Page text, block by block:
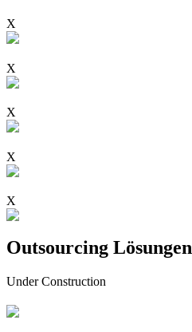
X
X
X
X
X
Outsourcing Lösungen
Under Construction